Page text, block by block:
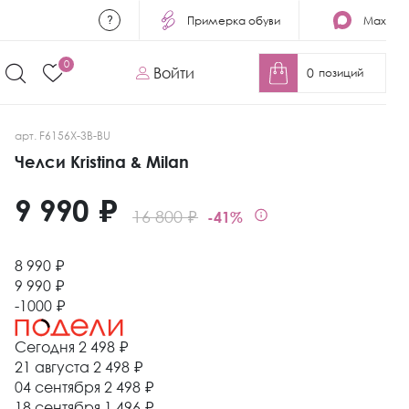
Примерка обуви Max
0
Войти 0 позиций
арт. F6156X-3B-BU
Челси Kristina & Milan
16 800 ₽ -41%
9 990 ₽
8 990 ₽
9 990 ₽
-1000 ₽
Сегодня 2 498 ₽
21 августа 2 498 ₽
04 сентября 2 498 ₽